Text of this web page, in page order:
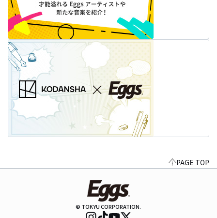
PAGE TOP
© TOKYU CORPORATION.